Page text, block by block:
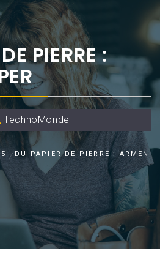
PIERRE :
TechnoMonde
5
DU PAPIER DE PIERRE : ARMEN